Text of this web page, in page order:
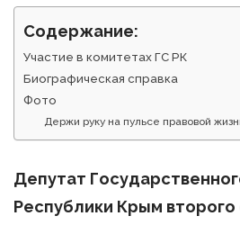
Содержание:
Участие в комитетах ГС РК
Биографическая справка
Фото
Держи руку на пульсе правовой
Депутат
Республики Крым второго